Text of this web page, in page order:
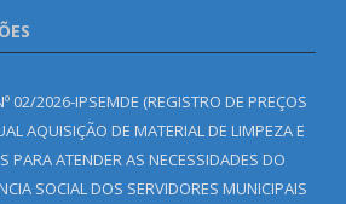
02/2026-IPSEMDE (REGISTRO DE PREÇOS
AQUISIÇÃO DE MATERIAL DE LIMPEZA E
PARA ATENDER AS NECESSIDADES DO
SOCIAL DOS SERVIDORES MUNICIPAIS